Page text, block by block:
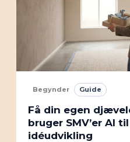
Begynder Guide
Få din egen
bruger SMV’er AI
idéudvikling